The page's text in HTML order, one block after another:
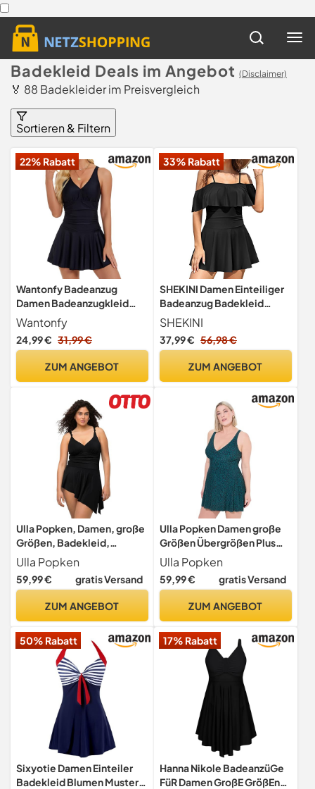
Badekleid Deals im Angebot (Disclaimer)
🏅 88 Badekleider im Preisvergleich
Sortieren & Filtern
22% Rabatt
Wantonfy Badeanzug
Damen Badeanzugkleid
Bademode Einteilige
Schwimmanzug
Wantonfy
24,99 € 31,99 €
ZUM ANGEBOT
33% Rabatt
SHEKINI Damen Einteiliger
Badeanzug Badekleid
Rückenfrei Baderock
Ruched Bauchweg
Bauchkontrolle Damen
Bademode Großer Größe
SHEKINI
37,99 € 56,98 €
ZUM ANGEBOT
Ulla Popken, Damen, große
Größen, Badekleid,
Drapierung, Softcups,
integrierter Badeanzug
Ulla Popken
59,99 € gratis Versand
ZUM ANGEBOT
Ulla Popken Damen große
Größen Übergrößen Plus
Size Badekleid, Leomuster,
Softcups, Wickeloptik
Ulla Popken
59,99 € gratis Versand
ZUM ANGEBOT
50% Rabatt
Sixyotie Damen Einteiler
Badekleid Blumen Muster
17% Rabatt
Hanna Nikole BadeanzüGe
FüR Damen GroßE GrößEn